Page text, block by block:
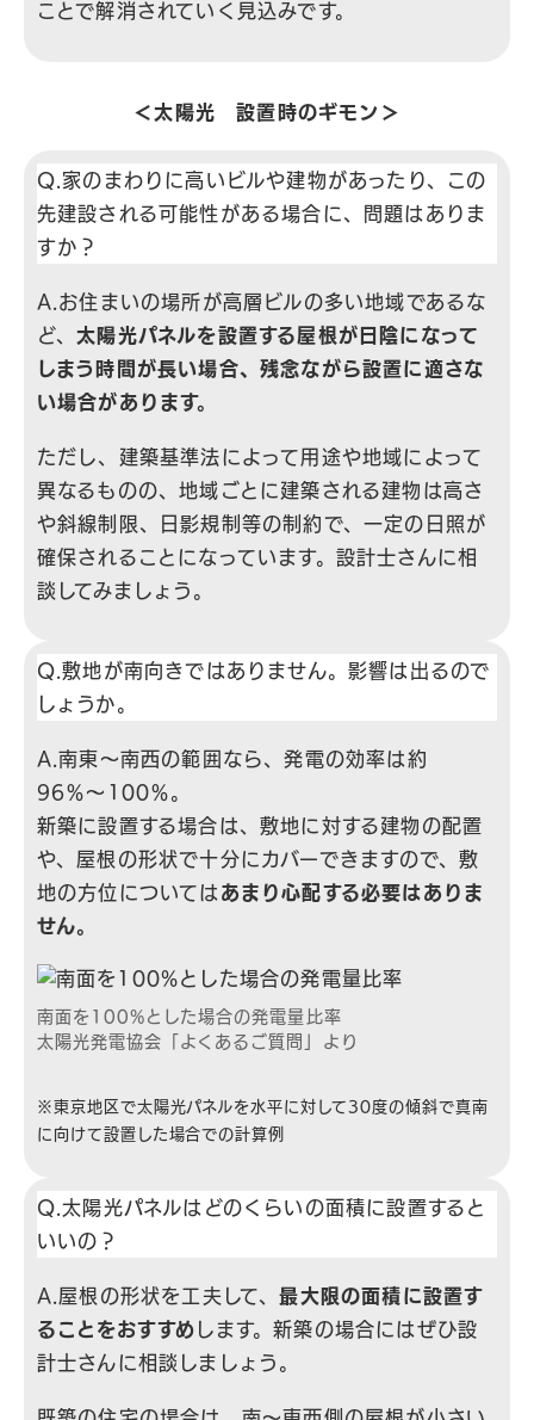
ことで解消されていく見込みです。
＜太陽光 設置時のギモン＞
Q.家のまわりに高いビルや建物があったり、この
先建設される可能性がある場合に、問題はありま
すか？
A.お住まいの場所が高層ビルの多い地域であるな
ど、太陽光パネルを設置する屋根が日陰になって
しまう時間が長い場合、残念ながら設置に適さな
い場合があります。
ただし、建築基準法によって用途や地域によって
異なるものの、地域ごとに建築される建物は高さ
や斜線制限、日影規制等の制約で、一定の日照が
確保されることになっています。設計士さんに相
談してみましょう。
Q.敷地が南向きではありません。影響は出るので
しょうか。
A.南東〜南西の範囲なら、発電の効率は約
96％〜100％。
新築に設置する場合は、敷地に対する建物の配置
や、屋根の形状で十分にカバーできますので、敷
地の方位については あまり心配する必要はありま
せん。
南面を100%とした場合の発電量比率
太陽光発電協会「よくあるご質問」より
※東京地区で太陽光パネルを水平に対して30度の傾斜で真南
に向けて設置した場合での計算例
Q.太陽光パネルはどのくらいの面積に設置すると
いいの？
A.屋根の形状を工夫して、最大限の面積に設置す
ることをおすすめ します。新築の場合にはぜひ設
計士さんに相談しましょう。